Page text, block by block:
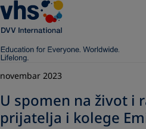
novembar 2023
U spomen na život i
prijatelja i kolege